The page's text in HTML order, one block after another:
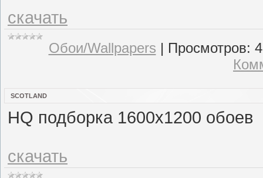
скачать
Обои/Wallpapers | Просмотров:
SCOTLAND
HQ подборка 1600x1200 обоев
скачать